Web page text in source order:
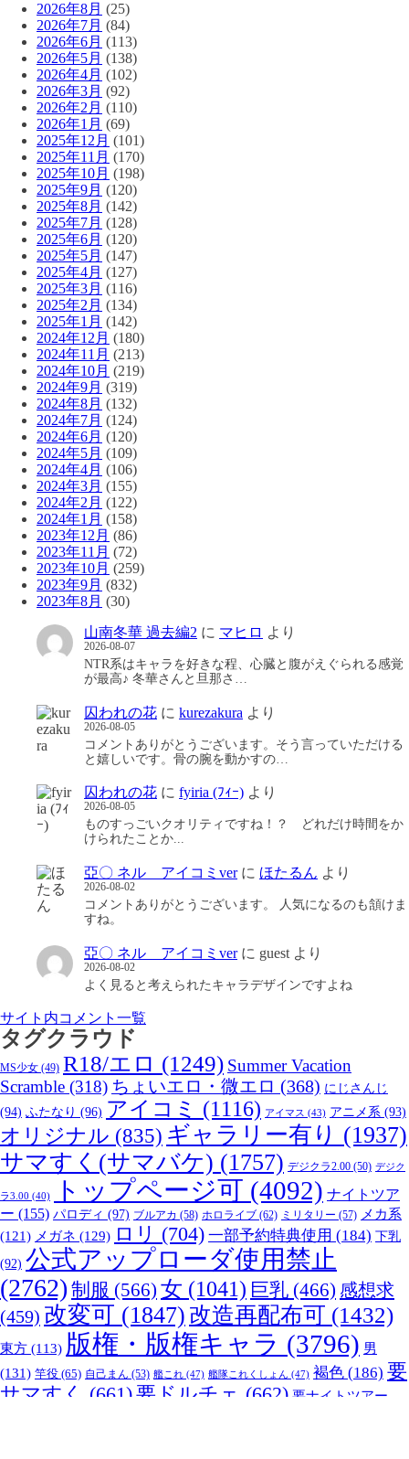
2026年8月 (25)
2026年7月 (84)
2026年6月 (113)
2026年5月 (138)
2026年4月 (102)
2026年3月 (92)
2026年2月 (110)
2026年1月 (69)
2025年12月 (101)
2025年11月 (170)
2025年10月 (198)
2025年9月 (120)
2025年8月 (142)
2025年7月 (128)
2025年6月 (120)
2025年5月 (147)
2025年4月 (127)
2025年3月 (116)
2025年2月 (134)
2025年1月 (142)
2024年12月 (180)
2024年11月 (213)
2024年10月 (219)
2024年9月 (319)
2024年8月 (132)
2024年7月 (124)
2024年6月 (120)
2024年5月 (109)
2024年4月 (106)
2024年3月 (155)
2024年2月 (122)
2024年1月 (158)
2023年12月 (86)
2023年11月 (72)
2023年10月 (259)
2023年9月 (832)
2023年8月 (30)
山南冬華 過去編2 に マヒロ より
2026-08-07
NTR系はキャラを好きな程、心臓と腹がえぐられる感覚
が最高♪ 冬華さんと旦那さ…
囚われの花 に kurezakura より
2026-08-05
コメントありがとうございます。そう言っていただける
と嬉しいです。骨の腕を動かすの…
囚われの花 に fyiria (ﾌｨｰ) より
2026-08-05
ものすっごいクオリティですね！？ どれだけ時間をか
けられたことか...
亞〇 ネル アイコミverに ほたるん より
2026-08-02
コメントありがとうございます。 人気になるのも頷けま
すね。
亞〇 ネル アイコミverに guest より
2026-08-02
よく見ると考えられたキャラデザインですよね
サイト内コメント一覧
タグクラウド
MS少女 (49) R18/エロ (1249) Summer Vacation
Scramble (318) ちょいエロ・微エロ (368) にじさんじ
(94) ふたなり (96) アイコミ (1116) アイマス (43) アニメ系 (93)
オリジナル (835) ギャラリー有り (1937)
サマすく(サマバケ) (1757) デジクラ2.00 (50) デジク
ラ3.00 (40) トップページ可 (4092) ナイトツア
ー (155) パロディ (97) ブルアカ (58) ホロライブ (62) ミリタリー (57) メカ系
(121) メガネ (129) ロリ (704) 一部予約特典使用 (184) 下乳
(92) 公式アップローダ使用禁止
(2762) 制服 (566) 女 (1041) 巨乳 (466) 感想求
(459) 改変可 (1847) 改造再配布可 (1432)
東方 (113) 版権・版権キャラ (3796) 男
(131) 竿役 (65) 自己まん (53) 艦これ (47) 艦隊これくしょん (47) 褐色 (186) 要
サマすく
(661)要ドルチェ (662) 要ナイトツアー